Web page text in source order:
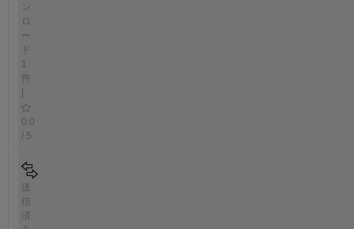
ン
ロ
ー
ド
1
件
|
0.0
/ 5
送
信
済